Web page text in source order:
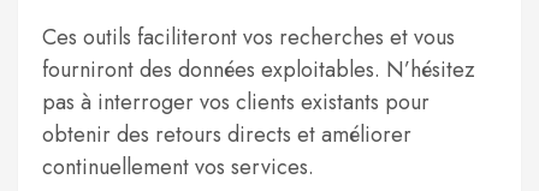
Ces outils faciliteront vos recherches et vous
fourniront des données exploitables. N’hésitez
pas à interroger vos clients existants pour
obtenir des retours directs et améliorer
continuellement vos services.